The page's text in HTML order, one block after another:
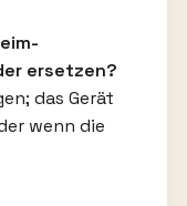
ersetzen?
das Gerät
wenn die